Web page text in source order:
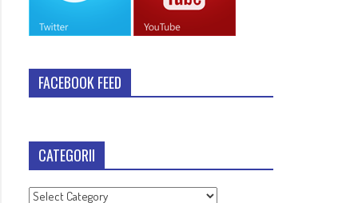
FACEBOOK FEED
CATEGORII
Categorii